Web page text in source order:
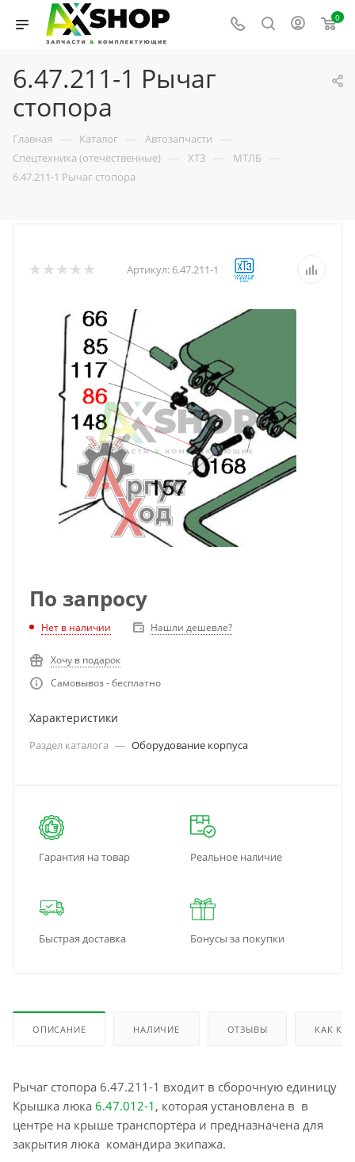
0
6.47.211-1 Рычаг
стопора
Главная — Каталог — Автозапчасти —
Спецтехника (отечественные) — ХТЗ — МТЛБ —
6.47.211-1 Рычаг стопора
Артикул: 6.47.211-1
По запросу
Нет в наличии Нашли дешевле?
Хочу в подарок
Самовывоз - бесплатно
Характеристики
Раздел каталога — Оборудование корпуса
Гарантия на товар Реальное наличие
Быстрая доставка Бонусы за покупки
ОПИСАНИЕ НАЛИЧИЕ ОТЗЫВЫ КАК
Рычаг стопора 6.47.211-1 входит в сборочную единицу
Крышка люка 6.47.012-1 , которая установлена в в
центре на крыше транспортёра и предназначена для
закрытия люка командира экипажа.